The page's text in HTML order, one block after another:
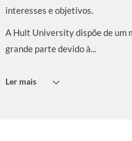
interesses e objetivos.
A Hult University dispõe de um
grande parte devido à...
Ler mais